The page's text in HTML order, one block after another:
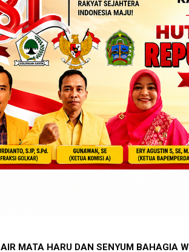
PILUR SAMPANG GEDANGSARI